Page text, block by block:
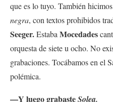
que es lo tuyo. También
negra, con textos prohibidos
Seeger.Estaba Mocedades
orquesta de siete u ocho. No
grabaciones. Tocábamos en el
polémica.
—Y luego grabasteSolea.